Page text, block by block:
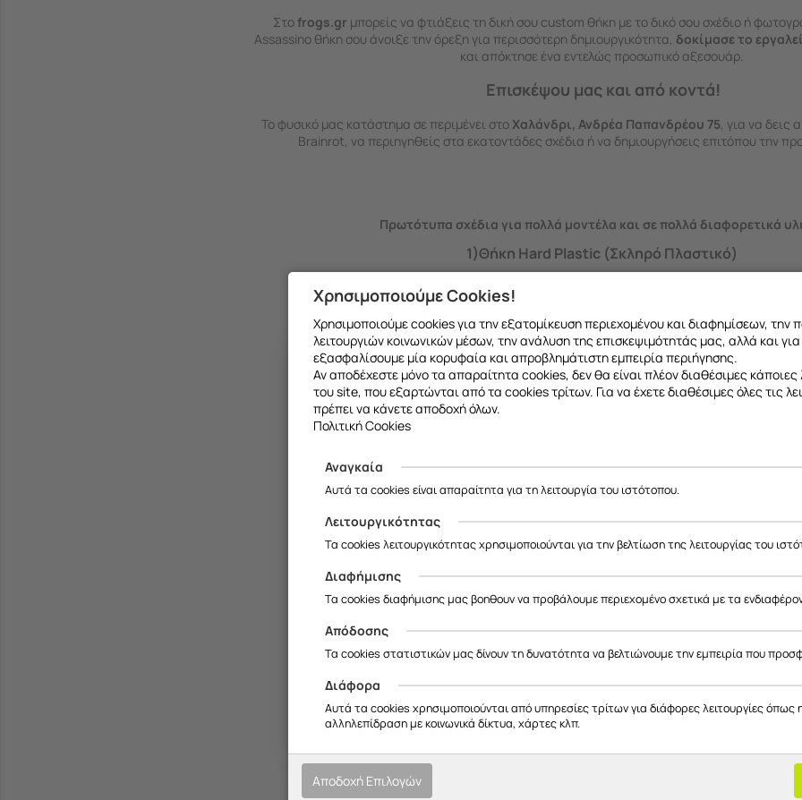
Στο frogs.gr μπορείς να φτιάξεις τη δική σου custom θήκη με το δικό σου σχέδιο ή
Assassino θήκη σου άνοιξε την όρεξη για περισσότερη δημιουργικότητα, δοκίμασε το
και απόκτησε ένα εντελώς προσωπικό αξεσουάρ.
Επισκέψου μας και από κοντά!
Το φυσικό μας κατάστημα σε περιμένει στοΧαλάνδρι, Ανδρέα Παπανδρέου 75, για να δεις
Brainrot, να περιηγηθείς στα εκατοντάδες σχέδια ή να δημιουργήσεις επιτόπου την
Πρωτότυπα σχέδια για πολλά μοντέλα και σε πολλά διαφορετικά
1)Θήκη Hard Plastic (Σκληρό Πλαστικό)
Θήκες με 3D εκτύπωση από σκληρό πλαστικό που καλύπτει και τα
Θήκες από σιλικόνη με εκτύπωση στο πίσω μέρος και διάφανα πλαϊνά
Χρησιμοποιούμε Cookies!
Χρησιμοποιούμε cookies για την εξατομίκευση περιεχομένου και διαφημίσεων, την
λειτουργιών κοινωνικών μέσων, την ανάλυση της επισκεψιμότητάς μας, αλλά και
εξασφαλίσουμε μία κορυφαία και απροβλημάτιστη εμπειρία περιήγησης.
Αν αποδέχεστε μόνο τα απαραίτητα cookies, δεν θα είναι πλέον διαθέσιμες κάποιες
του site, που εξαρτώνται από τα cookies τρίτων. Για να έχετε διαθέσιμες όλες τις
πρέπει να κάνετε αποδοχή όλων.
Πολιτική Cookies
Αναγκαία
Αυτά τα cookies είναι απαραίτητα για τη λειτουργία του ιστότοπου.
Λειτουργικότητας
Τα cookies λειτουργικότητας χρησιμοποιούνται για την βελτίωση της λειτουργίας του
Διαφήμισης
Τα cookies διαφήμισης μας βοηθουν να προβάλουμε περιεχομένο σχετικά με τα
Απόδοσης
Τα cookies στατιστικών μας δίνουν τη δυνατότητα να βελτιώνουμε την εμπειρία που
Διάφορα
Αυτά τα cookies χρησιμοποιούνται από υπηρεσίες τρίτων για διάφορες λειτουργίες όπως
αλληλεπίδραση με κοινωνικά δίκτυα, χάρτες κλπ.
Αποδοχή Επιλογών